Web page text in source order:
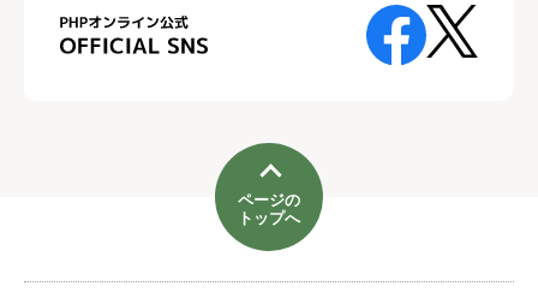
ページの
トップへ